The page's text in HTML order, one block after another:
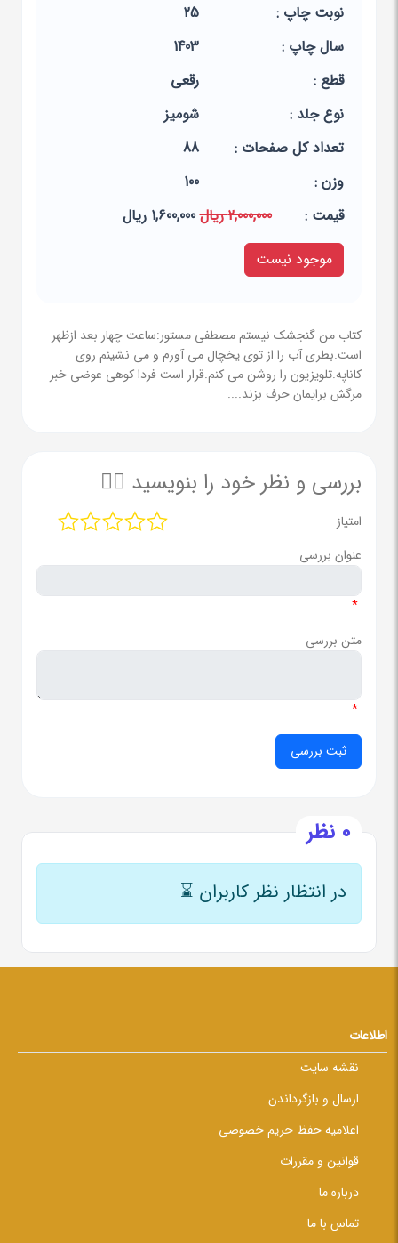
نوبت چاپ :
25
سال چاپ :
1403
قطع :
رقعی
نوع جلد :
شومیز
تعداد کل صفحات :
88
وزن :
100
قيمت :
2,000,000 ریال
1,600,000 ریال
موجود نیست
کتاب من گنجشک نیستم مصطفی مستور:ساعت چهار بعد ازظهر
است.بطری آب را از توی یخچال می آورم و می نشینم روی
کاناپه.تلویزیون را روشن می کنم.قرار است فردا کوهی عوضی خبر
مرگش برایمان حرف بزند....
بررسی و نظر خود را بنویسید ✍🏻
امتیاز
عنوان بررسی
*
متن بررسی
*
0 نظر
در انتظار نظر کاربران ⌛
اطلاعات
نقشه سایت
ارسال و بازگرداندن
اعلامیه حفظ حریم خصوصی
قوانین و مقررات
درباره ما
تماس با ما